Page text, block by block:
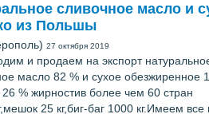
сливочное масло и
из Польшы
27 октября 2019
и продаем на экспорт
масло 82 % и сухое обезжиренное
% жирностив более чем 60 стран
25 кг,биг-баг 1000 кг.Имеем